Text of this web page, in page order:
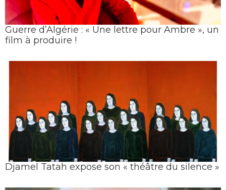
Guerre d’Algérie : « Une lettre pour Ambre », un
film à produire !
Djamel Tatah expose son « théâtre du silence »